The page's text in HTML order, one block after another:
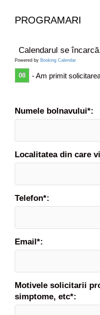
PROGRAMARI
Calendarul se
Powered by Booking Calendar
08 - Am primit
Numele bolnavului*:
Localitatea din care
Telefon*:
Email*:
Motivele solicitarii
simptome, etc*: